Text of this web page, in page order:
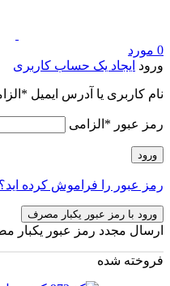
0 مورد
ورود ایجاد یک حساب کاربری
نام کاربری یا آدرس ایمیل *
رمز عبور * الزامی
ورود
رمز عبور را فراموش کرده اید؟
ورود با رمز عبور یکبار مصرف
ارسال مجدد رمز عبور یکبار
فروخته شده